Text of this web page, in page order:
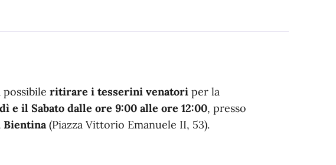
ritirare i tesserini venatoriper la
e il Sabato dalle ore 9:00 alle ore 12:00, presso
Bientina(Piazza Vittorio Emanuele II, 53).